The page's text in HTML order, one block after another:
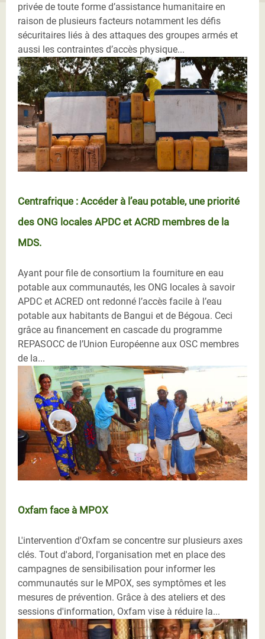
privée de toute forme d’assistance humanitaire en
raison de plusieurs facteurs notamment les défis
sécuritaires liés à des attaques des groupes armés et
aussi les contraintes d’accès physique...
Centrafrique : Accéder à l’eau potable, une priorité
des ONG locales APDC et ACRD membres de la
MDS.
Ayant pour file de consortium la fourniture en eau
potable aux communautés, les ONG locales à savoir
APDC et ACRED ont redonné l’accès facile à l’eau
potable aux habitants de Bangui et de Bégoua. Ceci
grâce au financement en cascade du programme
REPASOCC de l’Union Européenne aux OSC membres
de la...
Oxfam face à MPOX
L'intervention d'Oxfam se concentre sur plusieurs axes
clés. Tout d'abord, l'organisation met en place des
campagnes de sensibilisation pour informer les
communautés sur le MPOX, ses symptômes et les
mesures de prévention. Grâce à des ateliers et des
sessions d'information, Oxfam vise à réduire la...